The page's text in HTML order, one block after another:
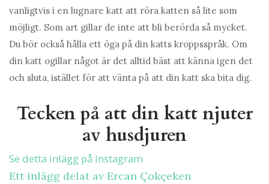
vanligtvis i en lugnare katt att röra katten så lite som
möjligt. Som art gillar de inte att bli berörda så mycket.
Du bör också hålla ett öga på din katts kroppsspråk. Om
din katt ogillar något är det alltid bäst att känna igen det
och sluta, istället för att vänta på att din katt ska bita dig.
Tecken på att din katt njuter
av husdjuren
Se detta inlägg på Instagram
Ett inlägg delat av Ercan Çokçeken